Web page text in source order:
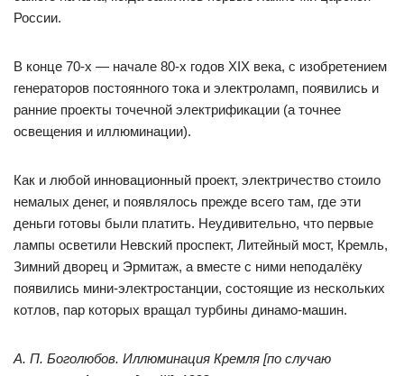
России.
В конце 70-х — начале 80-х годов XIX века, с изобретением
генераторов постоянного тока и электроламп, появились и
ранние проекты точечной электрификации (а точнее
освещения и иллюминации).
Как и любой инновационный проект, электричество стоило
немалых денег, и появлялось прежде всего там, где эти
деньги готовы были платить. Неудивительно, что первые
лампы осветили Невский проспект, Литейный мост, Кремль,
Зимний дворец и Эрмитаж, а вместе с ними неподалёку
появились мини-электростанции, состоящие из нескольких
котлов, пар которых вращал турбины динамо-машин.
А. П. Боголюбов. Иллюминация Кремля [по случаю